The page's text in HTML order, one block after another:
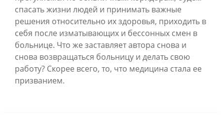
спасать жизни людей и принимать важные
решения относительно их здоровья, приходить в
себя после изматывающих и бессонных смен в
больнице. Что же заставляет автора снова и
снова возвращаться больницу и делать свою
работу? Скорее всего, то, что медицина стала ее
призванием.